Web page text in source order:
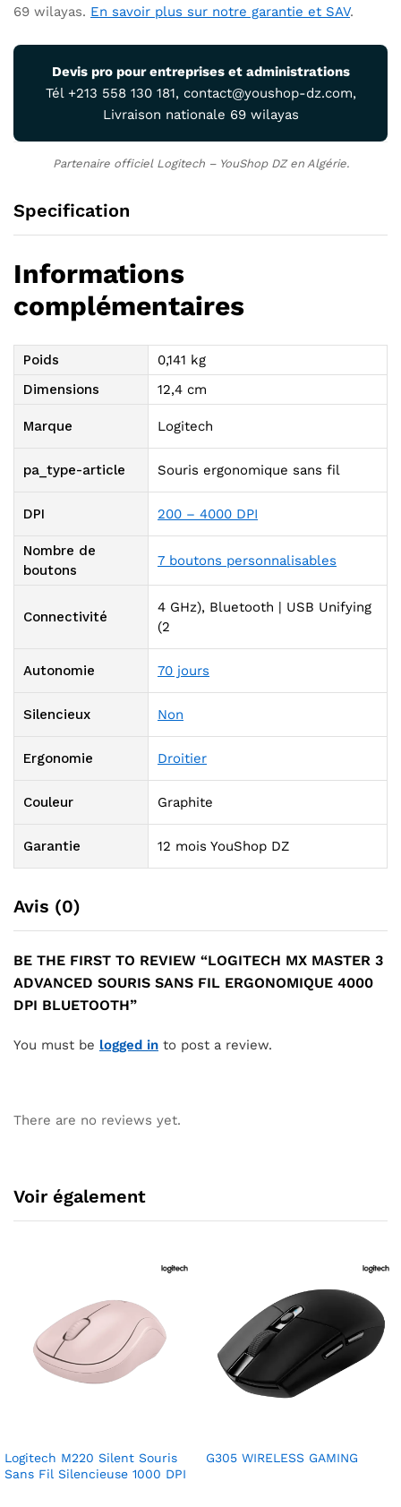
69 wilayas. En savoir plus sur notre garantie et SAV.
Devis pro pour entreprises et administrations
Tél +213 558 130 181, contact@youshop-dz.com,
Livraison nationale 69 wilayas
Partenaire officiel Logitech – YouShop DZ en Algérie.
Specification
Informations
complémentaires
Poids
0,141 kg
Dimensions
12,4 cm
Marque Logitech
pa_type-article Souris ergonomique sans fil
DPI 200 – 4000 DPI
Nombre de
boutons
7 boutons personnalisables
Connectivité
4 GHz), Bluetooth | USB Unifying
(2
Autonomie 70 jours
Silencieux Non
Ergonomie Droitier
Couleur Graphite
Garantie 12 mois YouShop DZ
Avis (0)
BE THE FIRST TO REVIEW “LOGITECH MX MASTER 3
ADVANCED SOURIS SANS FIL ERGONOMIQUE 4000
DPI BLUETOOTH”
You must be logged in to post a review.
There are no reviews yet.
Voir également
Logitech M220 Silent Souris
Sans Fil Silencieuse 1000 DPI
G305 WIRELESS GAMING